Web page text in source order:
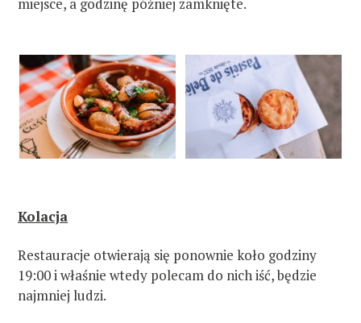
miejsce, a godzinę później zamknięte.
Kolacja
Restauracje otwierają się ponownie koło godziny
19:00 i właśnie wtedy polecam do nich iść, będzie
najmniej ludzi.